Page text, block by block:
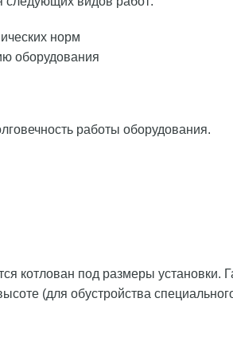
норм
оборудования
работы оборудования.
котлован под размеры
(для обустройства